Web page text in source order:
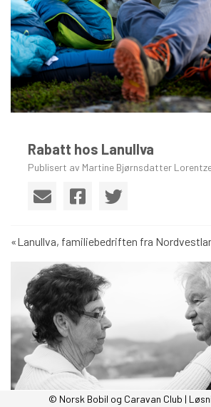
Rabatt hos Lanullva
Publisert av Martine Bjørnsdatter
«Lanullva, familiebedriften fra
© Norsk Bobil og Caravan Club |